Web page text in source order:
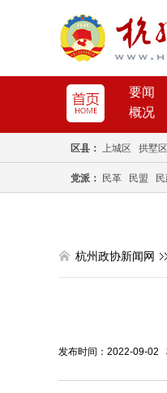
要闻
概况
区县： 上城区 拱墅区
党派： 民革 民盟
杭州政协新闻网
发布时间：2022-09-02